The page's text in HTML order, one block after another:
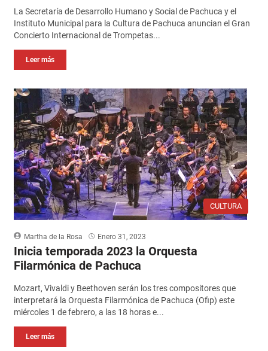
La Secretaría de Desarrollo Humano y Social de Pachuca y el
Instituto Municipal para la Cultura de Pachuca anuncian el Gran
Concierto Internacional de Trompetas...
Leer más
CULTURA
Martha de la Rosa Enero 31, 2023
Inicia temporada 2023 la Orquesta
Filarmónica de Pachuca
Mozart, Vivaldi y Beethoven serán los tres compositores que
interpretará la Orquesta Filarmónica de Pachuca (Ofip) este
miércoles 1 de febrero, a las 18 horas e...
Leer más